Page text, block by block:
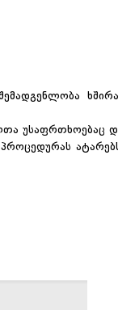
უსაფრთხოებაც